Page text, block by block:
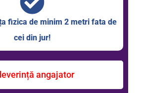
fizica de minim 2 metri fata de
cei din jur!
angajator